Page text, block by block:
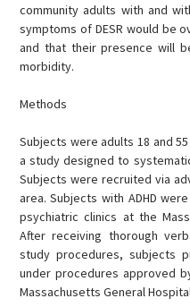
community adults with and
symptoms of DESR would be
and that their presence will
morbidity.
Methods
Subjects were adults 18 and
a study designed to
Subjects were recruited via
area. Subjects with ADHD
psychiatric clinics at the
After receiving thorough
study procedures, subjects
under procedures approved
Massachusetts General